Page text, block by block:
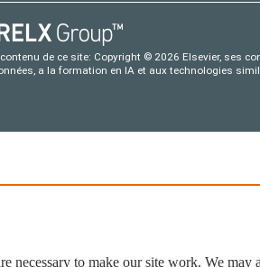
de ce site: Copyright © 2026 Elsevier, ses
a la formation en IA et aux technologies
necessary to make our site work. We may